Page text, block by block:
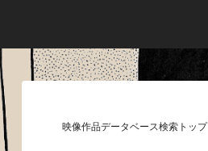
映像作品データベース検索トップ